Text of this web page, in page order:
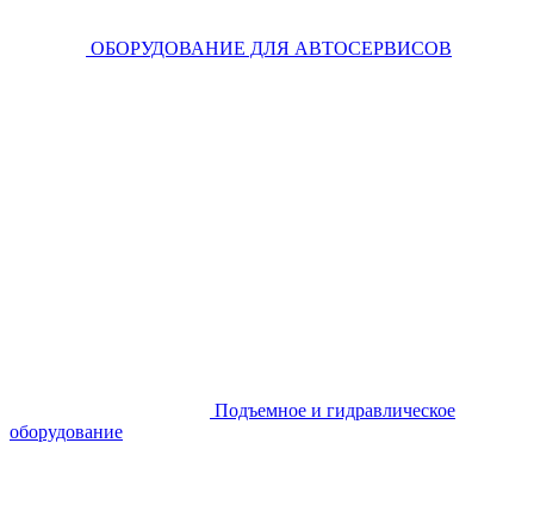
ОБОРУДОВАНИЕ ДЛЯ АВТОСЕРВИСОВ
Подъемное и гидравлическое
оборудование